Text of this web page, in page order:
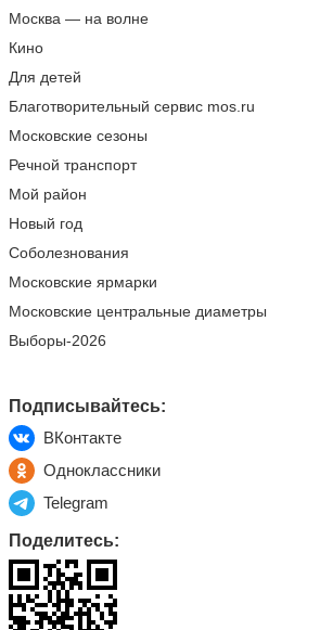
Москва — на волне
Кино
Для детей
Благотворительный сервис mos.ru
Московские сезоны
Речной транспорт
Мой район
Новый год
Соболезнования
Московские ярмарки
Московские центральные диаметры
Выборы-2026
Подписывайтесь:
ВКонтакте
Одноклассники
Telegram
Поделитесь: